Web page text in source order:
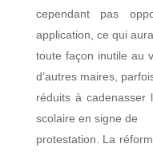
cependant pas
application, ce qui
toute façon inutile au
d’autres maires,
réduits à cadenasser
scolaire en signe de
protestation. La